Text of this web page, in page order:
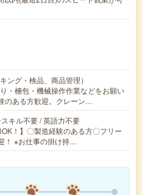
ング・検品、商品管理）
・梱包・機械操作作業などをお願い
のある方歓迎。クレーン…
キル不要 / 英語力不要
OK！】〇製造経験のある方〇フリー
！ ※お仕事の掛け持…